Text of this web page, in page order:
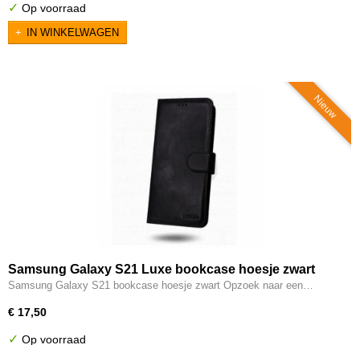
✓ Op voorraad
IN WINKELWAGEN
Nieuw
Samsung Galaxy S21 Luxe bookcase hoesje zwart
Samsung Galaxy S21 bookcase hoesje zwart Opzoek naar een…
€ 17,50
✓ Op voorraad